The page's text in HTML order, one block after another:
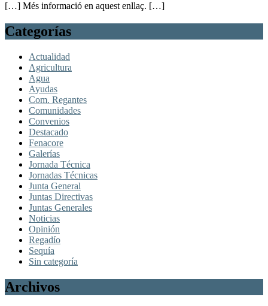
[…] Més informació en aquest enllaç. […]
Categorías
Actualidad
Agricultura
Agua
Ayudas
Com. Regantes
Comunidades
Convenios
Destacado
Fenacore
Galerías
Jornada Técnica
Jornadas Técnicas
Junta General
Juntas Directivas
Juntas Generales
Noticias
Opinión
Regadío
Sequía
Sin categoría
Archivos